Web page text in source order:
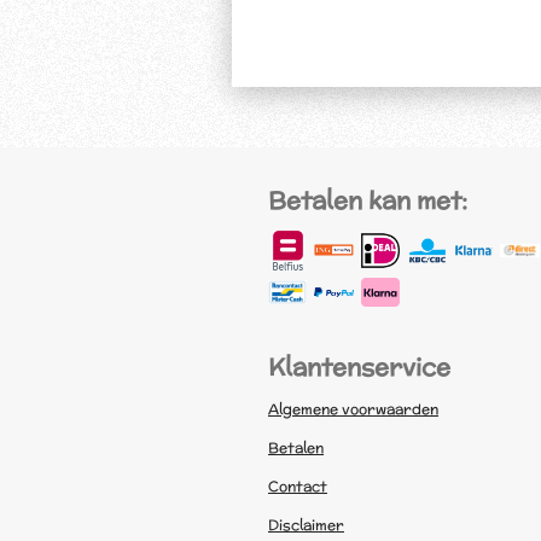
Betalen kan met:
Klantenservice
Algemene voorwaarden
Betalen
Contact
Disclaimer